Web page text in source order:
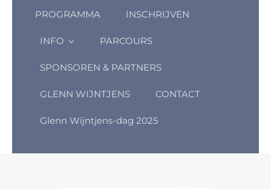
PROGRAMMA INSCHRIJVEN
INFO PARCOURS
SPONSOREN & PARTNERS
GLENN WIJNTJENS CONTACT
Glenn Wijntjens-dag 2025